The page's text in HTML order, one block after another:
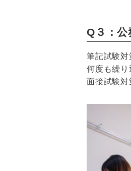
Q３：
筆記試験対
何度も繰り
面接試験対